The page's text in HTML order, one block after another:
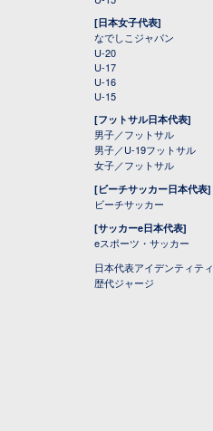
[日本女子代表]
なでしこジャパン
U-20
U-17
U-16
U-15
[フットサル日本代表]
男子／フットサル
男子／U-19フットサル
女子／フットサル
[ビーチサッカー日本代表]
ビーチサッカー
[サッカーe日本代表]
eスポーツ・サッカー
日本代表アイデンティティ
歴代ジャージ